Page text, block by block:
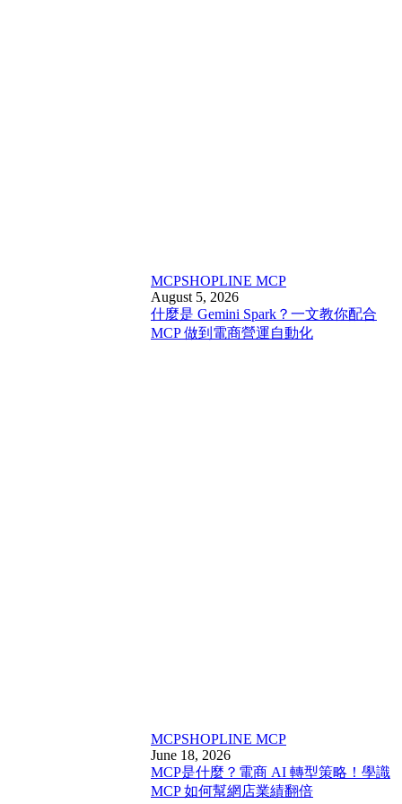
MCPSHOPLINE MCP
August 5, 2026
什麼是 Gemini Spark？一文教你配合
MCP 做到電商營運自動化
MCPSHOPLINE MCP
June 18, 2026
MCP是什麼？電商 AI 轉型策略！學識
MCP 如何幫網店業績翻倍